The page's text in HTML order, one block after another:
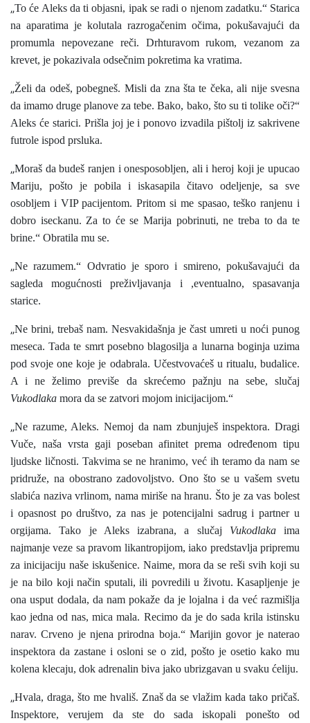
„To će Aleks da ti objasni, ipak se radi o njenom zadatku.“ Starica
na aparatima je kolutala razrogačenim očima, pokušavajući da
promumla nepovezane reči. Drhturavom rukom, vezanom za
krevet, je pokazivala odsečnim pokretima ka vratima.
„Želi da odeš, pobegneš. Misli da zna šta te čeka, ali nije svesna
da imamo druge planove za tebe. Bako, bako, što su ti tolike oči?“
Aleks će starici. Prišla joj je i ponovo izvadila pištolj iz sakrivene
futrole ispod prsluka.
„Moraš da budeš ranjen i onesposobljen, ali i heroj koji je upucao
Mariju, pošto je pobila i iskasapila čitavo odeljenje, sa sve
osobljem i VIP pacijentom. Pritom si me spasao, teško ranjenu i
dobro iseckanu. Za to će se Marija pobrinuti, ne treba to da te
brine.“ Obratila mu se.
„Ne razumem.“ Odvratio je sporo i smireno, pokušavajući da
sagleda mogućnosti preživljavanja i ,eventualno, spasavanja
starice.
„Ne brini, trebaš nam. Nesvakidašnja je čast umreti u noći punog
meseca. Tada te smrt posebno blagosilja a lunarna boginja uzima
pod svoje one koje je odabrala. Učestvovaćeš u ritualu, budalice.
A i ne želimo previše da skrećemo pažnju na sebe, slučaj
Vukodlaka mora da se zatvori mojom inicijacijom.“
„Ne razume, Aleks. Nemoj da nam zbunjuješ inspektora. Dragi
Vuče, naša vrsta gaji poseban afinitet prema određenom tipu
ljudske ličnosti. Takvima se ne hranimo, već ih teramo da nam se
pridruže, na obostrano zadovoljstvo. Ono što se u vašem svetu
slabića naziva vrlinom, nama miriše na hranu. Što je za vas bolest
i opasnost po društvo, za nas je potencijalni sadrug i partner u
orgijama. Tako je Aleks izabrana, a slučaj Vukodlakaima
najmanje veze sa pravom likantropijom, iako predstavlja pripremu
za inicijaciju naše iskušenice. Naime, mora da se reši svih koji su
je na bilo koji način sputali, ili povredili u životu. Kasapljenje je
ona usput dodala, da nam pokaže da je lojalna i da već razmišlja
kao jedna od nas, mica mala. Recimo da je do sada krila istinsku
narav. Crveno je njena prirodna boja.“ Marijin govor je naterao
inspektora da zastane i osloni se o zid, pošto je osetio kako mu
kolena klecaju, dok adrenalin biva jako ubrizgavan u svaku ćeliju.
„Hvala, draga, što me hvališ. Znaš da se vlažim kada tako pričaš.
Inspektore, verujem da ste do sada iskopali ponešto od